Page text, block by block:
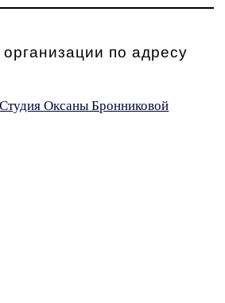
по адресу
Оксаны Бронниковой